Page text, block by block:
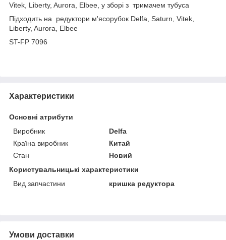
Vitek, Liberty, Aurora, Elbee, у зборі з тримачем тубуса
Підходить на редуктори м'ясорубок Delfa, Saturn, Vitek,
Liberty, Aurora, Elbee
ST-FP 7096
Характеристики
Основні атрибути
Виробник
Delfa
Країна виробник
Китай
Стан
Новий
Користувальницькі характеристики
Вид запчастини
кришка редуктора
Умови доставки